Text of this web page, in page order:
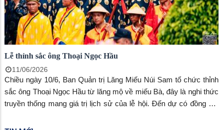
Lễ thỉnh sắc ông Thoại Ngọc Hầu
11/06/2026
Chiều ngày 10/6, Ban Quản trị Lăng Miếu Núi Sam tổ chức thỉnh
sắc ông Thoại Ngọc Hầu từ lăng mộ về miếu Bà, đây là nghi thức
truyền thống mang giá trị lịch sử của lễ hội. Đến dự có đồng chí
đồng chí Huỳnh Hương Huyền, phó Chủ tịch UBND phường.